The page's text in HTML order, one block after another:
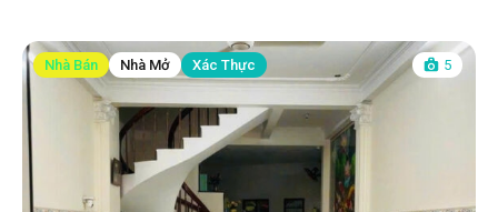
Nhà Bán Nhà Mở Xác Thực 5